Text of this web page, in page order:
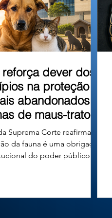
reforça dever dos
na proteção de
abandonados e
de maus-tratos
Suprema Corte reafirma que
da fauna é uma obrigação
do poder público e